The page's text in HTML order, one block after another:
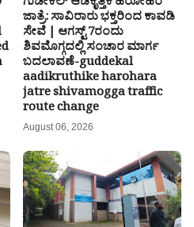
ಜಾತ್ರೆ: ಸಾವಿರಾರು ಭಕ್ತರಿಂದ ಕಾವಡಿ
ಸೇವೆ | ಆಗಸ್ಟ್ 7ರಂದು
ಶಿವಮೊಗ್ಗದಲ್ಲಿ ಸಂಚಾರ ಮಾರ್ಗ
ಬದಲಾವಣೆ-guddekal
aadikruthike harohara
jatre shivamogga traffic
route change
August 06, 2026